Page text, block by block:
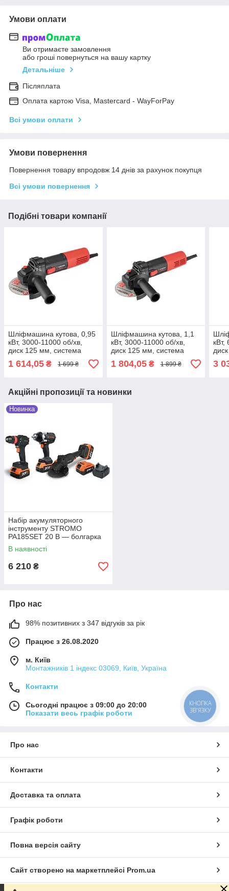
Умови оплати
Ви отримаєте замовлення
або гроші повернуться на вашу картку
Детальніше
Післяплата
Оплата картою Visa, Mastercard - WayForPay
Всі умови оплати
Умови повернення
Повернення товару впродовж 14 днів за рахунок покупця
Всі умови повернення
Подібні товари компанії
Шліфмашина кутова, 0,95
кВт, 3000-11000 об/хв,
диск 125 мм, система
стабілізації, плавний пуск
INTERTOOL WT-0233
1 614,05 ₴ 1 699 ₴
Шліфмашина кутова, 1,1
кВт, 3000-11000 об/хв,
диск 125 мм, система
стабілізації, плавний пуск
INTERTOOL WT-0234
1 804,05₴ 1 899 ₴
кВт,
3
Акційні пропозиції та новинки
Новинка
Набір акумуляторного
інструменту STROMO
PA185SET 20 В — болгарка
125 мм, гайковерт 650 Нм,
шурупокрут, 3 АКБ 4 А·год, 2
ЗП
В наявності
6 210 ₴
Про нас
98% позитивних з 347 відгуків за рік
Працює з 26.08.2020
м. Київ
Монтажників 1 індекс 03069, Київ, Україна
Контакти
Сьогодні працює з 09:00 до 20:00
Показати весь графік роботи
Про нас
Контакти
Доставка та оплата
Графік роботи
Повна версія сайту
Сайт створено на маркетплейсі Prom.ua
КНОПКА
ЗВ'ЯЗКУ